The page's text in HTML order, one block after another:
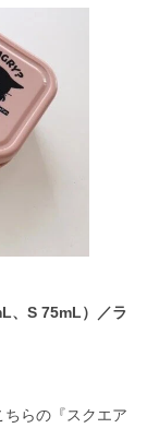
、S 75mL）／ラ
らの『スクエア